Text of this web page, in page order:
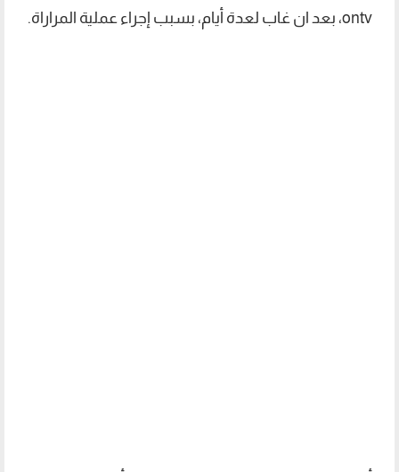
ontv، بعد ان غاب لعدة أيام، بسبب إجراء عملية المراراة.